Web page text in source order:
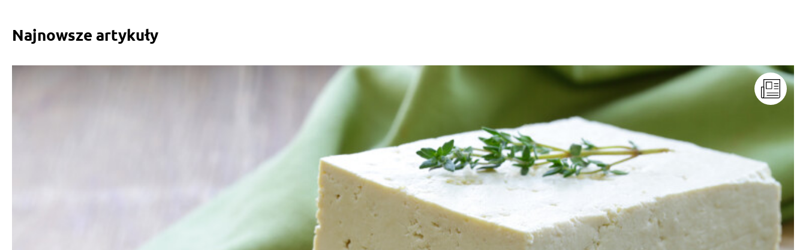
Najnowsze artykuły